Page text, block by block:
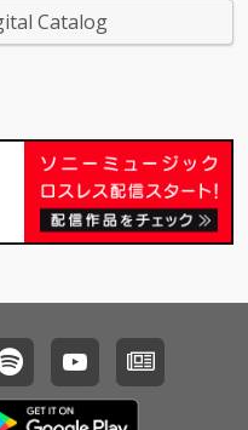
ラックが配信で登場。
作曲は『クロノ・トリ
ちの物語を語る楽曲を
緑の高原の風に乗せ
Catalog